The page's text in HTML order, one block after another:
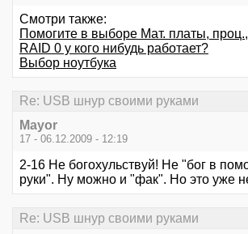
Смотри также:
Помогите в выборе Мат. платы,
RAID 0 у кого нибудь работает?
Выбор ноутбука
Re: USB шнур своими руками
Mayor
17 - 06.12.2009 - 12:19
2-16 Не богохульствуй! Не "бог в
руки". Ну можно и "фак". Но это уже
Re: USB шнур своими руками